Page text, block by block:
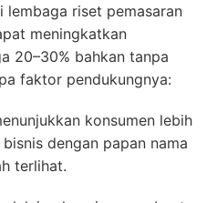
riset pemasaran
meningkatkan
20–30% bahkan tanpa
faktor pendukungnya:
konsumen lebih
dengan papan nama
terlihat.